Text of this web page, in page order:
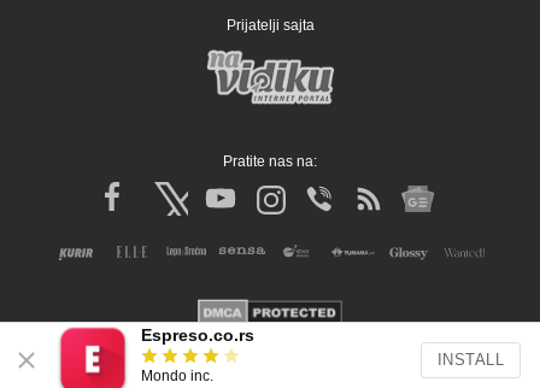
Prijatelji sajta
Pratite nas na:
Copyright © Espreso.co.rs 2026. Sva prava zadržana. Mondo inc.
Espreso.co.rs
Mondo inc.
INSTALL